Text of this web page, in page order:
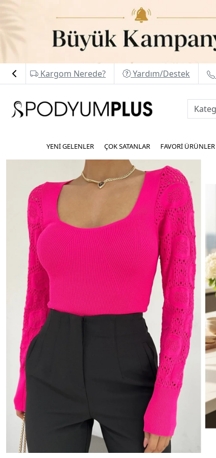
Kargom Nerede? Yardım/Destek
YENİ GELENLER ÇOK SATANLAR FAVORİ ÜRÜNLER